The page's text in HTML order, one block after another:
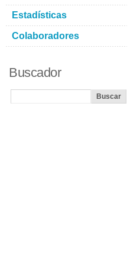
Estadísticas
Colaboradores
Buscador